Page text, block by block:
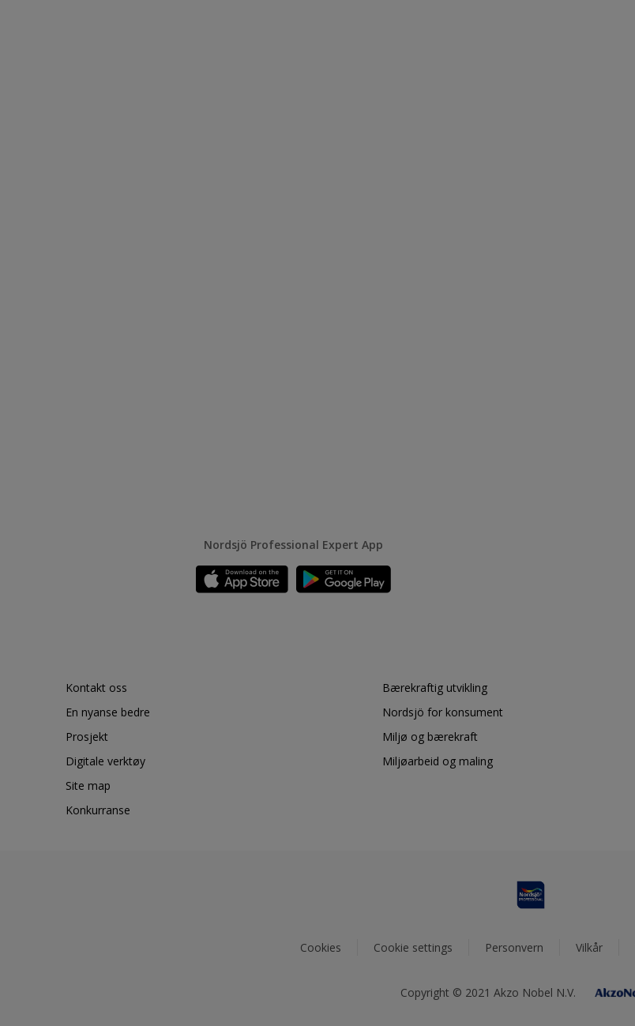
Nordsjö Professional Expert App
Kontakt oss
En nyanse bedre
Prosjekt
Digitale verktøy
Site map
Konkurranse
Bærekraftig utvikling
Nordsjö for konsument
Miljø og bærekraft
Miljøarbeid og maling
Cookies Cookie settings Personvern Vilkår
Copyright © 2021 Akzo Nobel N.V.